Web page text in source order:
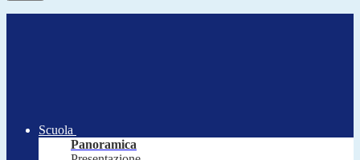
Scuola
Panoramica